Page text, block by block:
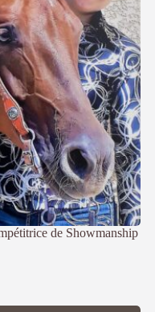
de Showmanship